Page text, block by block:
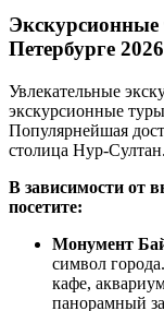
Петербурге 2026
Увлекательные
экскурсионные
Популярнейшая
столица Нур-Султан.
В зависимости от
посетите:
Монумент
символ
кафе,
панорамный